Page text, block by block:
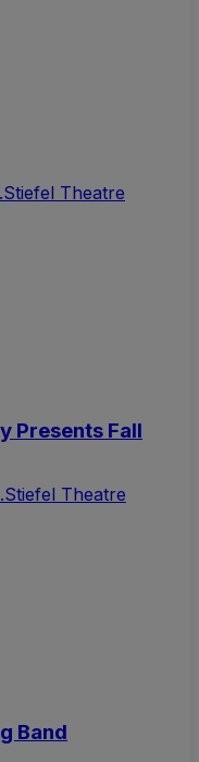
Stiefel Theatre
Presents Fall
Stiefel Theatre
Band